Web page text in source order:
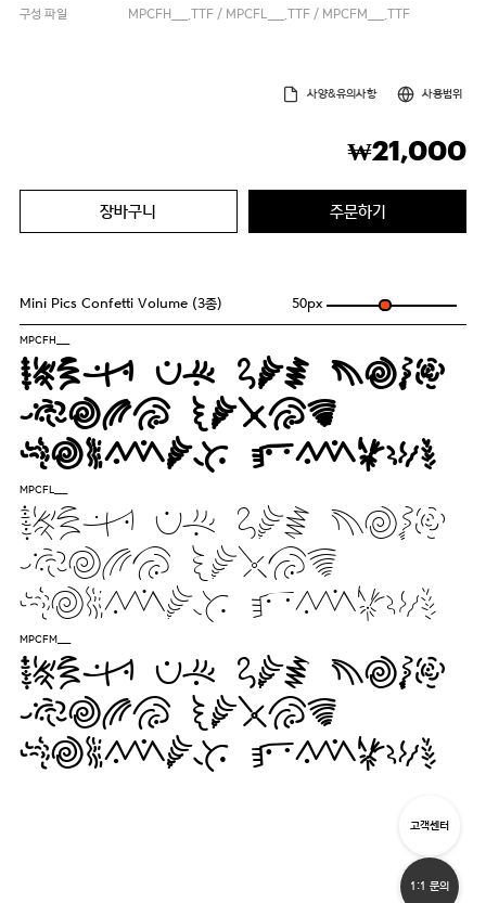
구성 파일
MPCFH___.TTF / MPCFL___.TTF / MPCFM___.TTF
사양&유의사항 사용범위
₩21,000
장바구니 주문하기
Mini Pics Confetti Volume (3종) 50px
MPCFH___
Pack my box with
five dozen
liquor jugs.
MPCFL___
Pack my box with
five dozen
liquor jugs.
MPCFM___
Pack my box with
five dozen
liquor jugs.
고객센터
1:1 문의